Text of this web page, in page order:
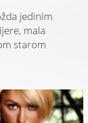
jedinim
mala
starom